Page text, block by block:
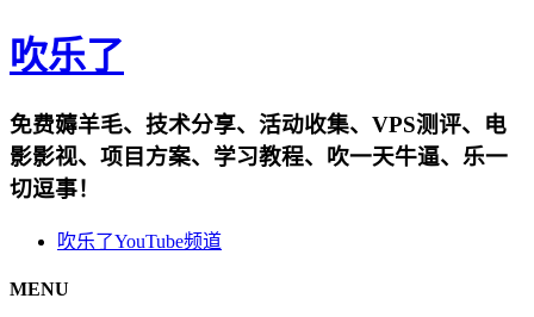
吹乐了
免费薅羊毛、技术分享、活动收集、VPS测评、电
影影视、项目方案、学习教程、吹一天牛逼、乐一
切逗事！
吹乐了YouTube频道
MENU